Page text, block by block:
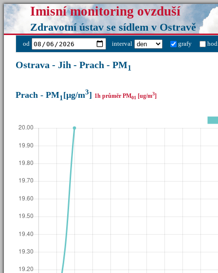
Imisní monitoring ovzduší
Zdravotní ústav se sídlem v Ostravě
od interval grafy
Ostrava - Jih - Prach - PM1
Prach - PM1 [µg/m3] 1h průměr PM01 [ug/m3]